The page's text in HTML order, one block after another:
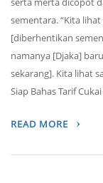
sementara. “Kita
[diberhentikan
namanya [Djaka]
sekarang]. Kita lihat
Siap Bahas Tarif
READ MORE